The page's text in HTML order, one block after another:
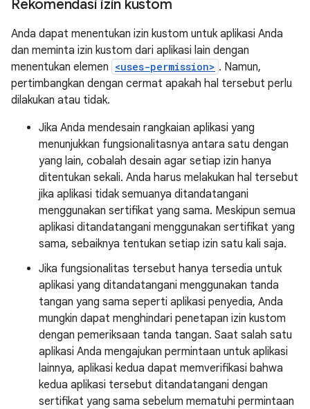
Rekomendasi izin kustom
Anda dapat menentukan izin kustom untuk aplikasi Anda
dan meminta izin kustom dari aplikasi lain dengan
menentukan elemen <uses-permission> . Namun,
pertimbangkan dengan cermat apakah hal tersebut perlu
dilakukan atau tidak.
Jika Anda mendesain rangkaian aplikasi yang
menunjukkan fungsionalitasnya antara satu dengan
yang lain, cobalah desain agar setiap izin hanya
ditentukan sekali. Anda harus melakukan hal tersebut
jika aplikasi tidak semuanya ditandatangani
menggunakan sertifikat yang sama. Meskipun semua
aplikasi ditandatangani menggunakan sertifikat yang
sama, sebaiknya tentukan setiap izin satu kali saja.
Jika fungsionalitas tersebut hanya tersedia untuk
aplikasi yang ditandatangani menggunakan tanda
tangan yang sama seperti aplikasi penyedia, Anda
mungkin dapat menghindari penetapan izin kustom
dengan pemeriksaan tanda tangan. Saat salah satu
aplikasi Anda mengajukan permintaan untuk aplikasi
lainnya, aplikasi kedua dapat memverifikasi bahwa
kedua aplikasi tersebut ditandatangani dengan
sertifikat yang sama sebelum mematuhi permintaan